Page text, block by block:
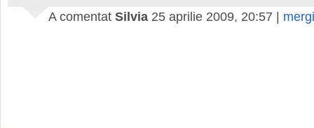
A comentat Silvia 25 aprilie 2009, 20:57 |